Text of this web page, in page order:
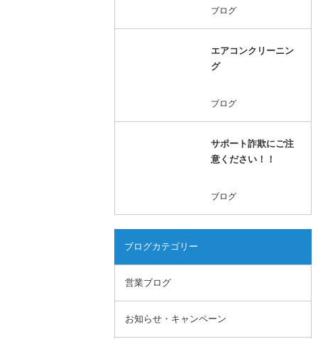
ブログ
エアコンクリーニン
グ
ブログ
サポート詐欺にご注
意ください！！
ブログ
ブログカテゴリー
営業ブログ
お知らせ・キャンペーン